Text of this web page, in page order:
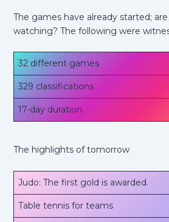
The games have already started;
watching? The following were
32 different games
329 classifications
17-day duration.
The highlights of tomorrow
Judo: The first gold is awarded.
Table tennis for teams